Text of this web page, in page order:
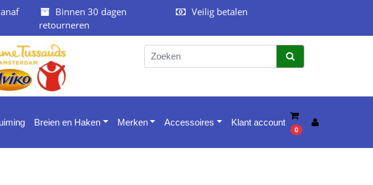
Binnen 30 dagen
retourneren
Veilig betalen
Breien en Haken Merken Accessoires Klant account
0